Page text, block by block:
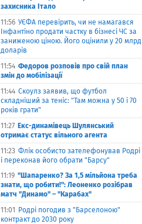
захисника Італо
11:56 УЄФА перевірить, чи не намагався
Інфантіно продати частку в бізнесі ЧС за
заниженою ціною. Його оцінили у 20 млрд
доларів
11:54 Федоров розповів про свій план
змін до мобілізації
11:44 Скоулз заявив, що футбол
складніший за теніс: "Там можна у 50 і 70
років грати"
11:27 Екс-динамівець Шулянський
отримає статус вільного агента
11:23 Флік особисто зателефонував Родрі
і переконав його обрати "Барсу"
11:19 "Шапаренко? За 1,5 мільйона треба
знати, що робити!": Леоненко розібрав
матч "Динамо" – "Карабах"
11:01
Родрі погодив з "Барселоною"
контракт до 2030 року